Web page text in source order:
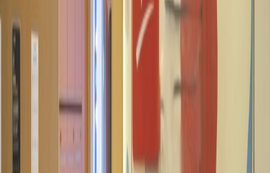
OFFICE 8, Level 18-A, Jl. Jend Sudirman Kav. 52-
53, 12190
dari IDR11550000p/bulan
Jl Jend Sudirman Kav 52 - 53, SCBD, 6th Floor,
12190
dari IDR10800000
Treasury Office Tower, 31st Floor, Jl. Jend.
Sudirman Kav. 52-53, 12190
dari IDR2800000
p/bulan
Jl. Jend. Sudirman kav 52-53, The Energy